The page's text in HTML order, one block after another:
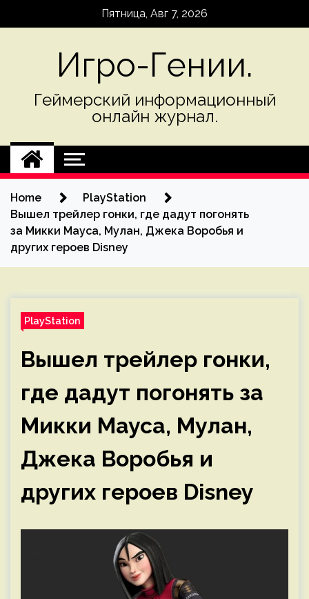
Пятница, Авг 7, 2026
Игро-Гении.
Геймерский информационный
онлайн журнал.
Home
PlayStation
Вышел трейлер гонки, где дадут погонять
за Микки Мауса, Мулан, Джека Воробья и
других героев Disney
PlayStation
Вышел трейлер гонки,
где дадут погонять за
Микки Мауса, Мулан,
Джека Воробья и
других героев Disney